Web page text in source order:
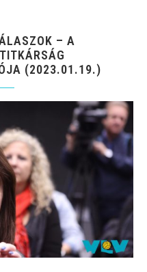
– A
(2023.01.19.)